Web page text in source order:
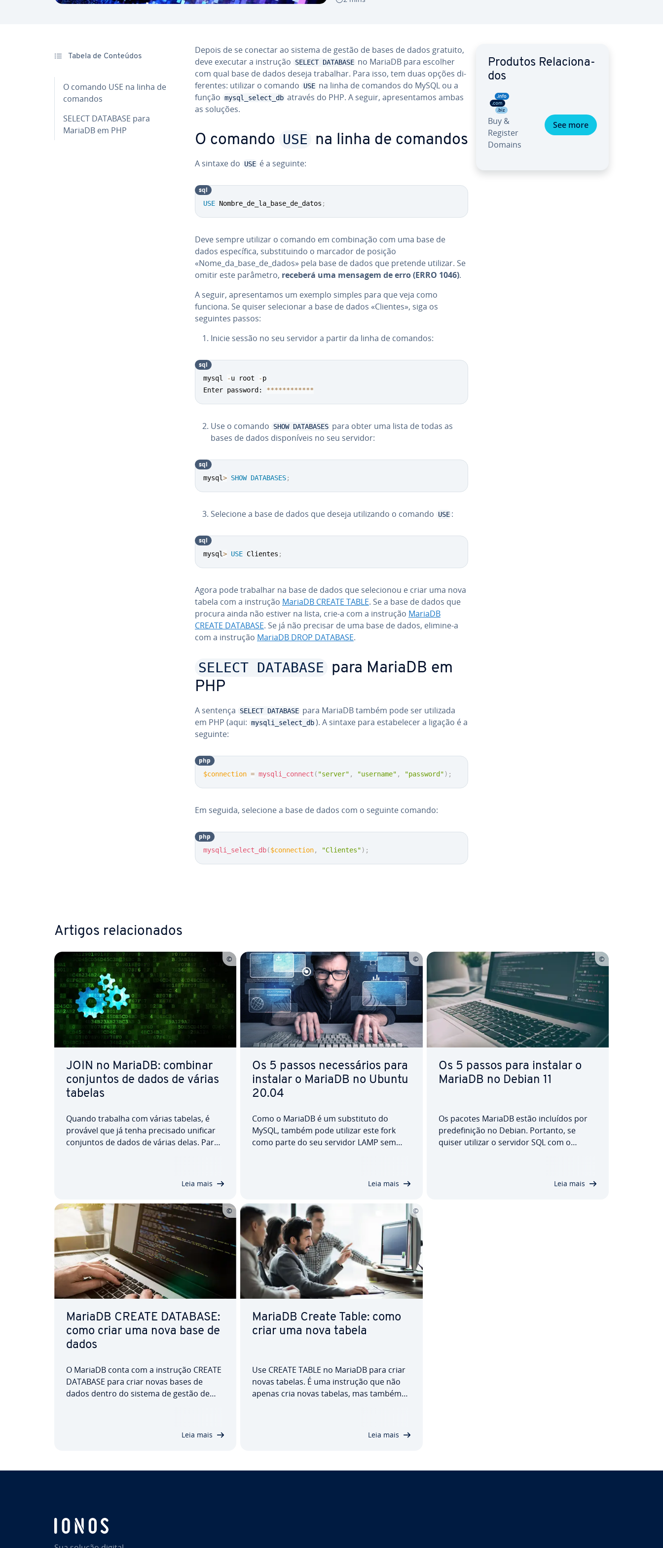
Tabela de Conteúdos
O comando USE na linha de
comandos
SELECT DATABASE para
MariaDB em PHP
Depois de se conectar ao sistema de gestão de bases de dados gratuito,
deve executar a instrução
SELECT DATABASE no MariaDB para escolher
com qual base de dados deseja trabalhar. Para isso, tem duas opções di­
fe­ren­tes: utilizar o comando
USE na linha de comandos do MySQL ou a
função mysql_select_db através do PHP. A seguir, apre­sen­ta­mos ambas
as soluções.
O comando USE na linha de comandos
A sintaxe do USE é a seguinte:
USE Nombre_de_la_base_de_datos ;
sql
Deve sempre utilizar o comando em com­bi­na­ção com uma base de
dados es­pe­cí­fica, subs­ti­tuindo o marcador de posição
«Nome_da_base_de_dados» pela base de dados que pretende utilizar. Se
omitir este parâmetro, receberá uma mensagem de erro (ERRO 1046).
A seguir, apre­sen­ta­mos um exemplo simples para que veja como
funciona. Se quiser se­le­ci­o­nar a base de dados «Clientes», siga os
seguintes passos:
Inicie sessão no seu servidor a partir da linha de comandos:
mysql -u root -p
Enter password: ************
sql
Use o comando SHOW DATABASES para obter uma lista de todas as
bases de dados dis­po­ní­veis no seu servidor:
mysql> SHOW DATABASES;
sql
Selecione a base de dados que deseja uti­li­zando o comando USE :
mysql> USE Clientes ;
sql
Agora pode trabalhar na base de dados que se­le­ci­o­nou e criar uma nova
tabela com a instrução MariaDB CREATE TABLE. Se a base de dados que
procura ainda não estiver na lista, crie-a com a instrução MariaDB
CREATE DATABASE. Se já não precisar de uma base de dados, elimine-a
com a instrução MariaDB DROP DATABASE.
SELECT DATABASE para MariaDB em
PHP
A sentença SELECT DATABASE para MariaDB também pode ser utilizada
em PHP (aqui: mysqli_select_db ). A sintaxe para es­ta­be­le­cer a ligação é a
seguinte:
$connection = mysqli_connect ( "server" , "username" , "password") ;
php
Em seguida, selecione a base de dados com o seguinte comando:
mysqli_select_db($connection, "Clientes") ;
php
Produtos Re­la­ci­o­na­
dos
Buy &
Register
Domains
See more
Artigos re­la­ci­o­na­dos
JOIN no MariaDB: combinar
conjuntos de dados de várias
tabelas
Quando trabalha com várias tabelas, é
provável que já tenha precisado unificar
conjuntos de dados de várias delas. Para
fe­ren­ças entre as suas variantes INNER…
Leia mais
Os 5 passos ne­ces­sá­rios para
instalar o MariaDB no Ubuntu
20.04
Como o MariaDB é um subs­ti­tuto do
MySQL, também pode utilizar este fork
como parte do seu servidor LAMP sem
re­co­men­da­das e como pode verificar fa­cil­
mente o sucesso…
Leia mais
Os 5 passos para instalar o
MariaDB no Debian 11
Os pacotes MariaDB estão incluídos por
pre­de­fi­ni­ção no Debian. Portanto, se
quiser utilizar o servidor SQL com o
passo a passo pela ins­ta­la­ção do MariaDB
Leia mais
MariaDB CREATE DATABASE:
como criar uma nova base de
dados
O MariaDB conta com a instrução CREATE
DATABASE para criar novas bases de
dados dentro do sistema de gestão de
para evitar uma mensagem de erro.
Leia mais
MariaDB Create Table: como
criar uma nova tabela
Use CREATE TABLE no MariaDB para criar
novas tabelas. É uma instrução que não
apenas cria novas tabelas, mas também
instrução CREATE TABLE no MariaDB e
Leia mais